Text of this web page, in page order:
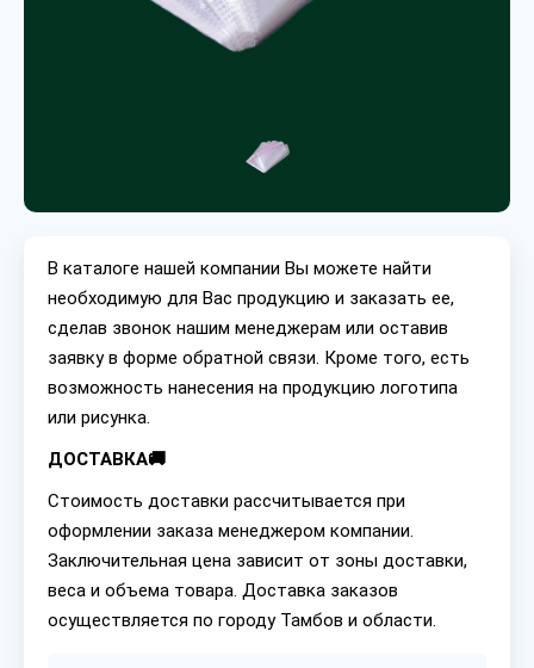
В каталоге нашей компании Вы можете найти
необходимую для Вас продукцию и заказать ее,
сделав звонок нашим менеджерам или оставив
заявку в форме обратной связи. Кроме того, есть
возможность нанесения на продукцию логотипа
или рисунка.
ДОСТАВКА🚚
Стоимость доставки рассчитывается при
оформлении заказа менеджером компании.
Заключительная цена зависит от зоны доставки,
веса и объема товара. Доставка заказов
осуществляется по городу Тамбов и области.